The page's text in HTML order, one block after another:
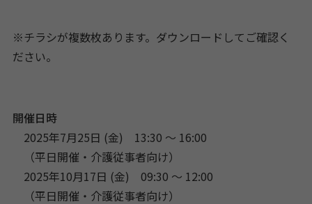
※チラシが複数枚あります。ダウンロードしてご確認く
ださい。
開催日時
2025年7月25日 (金) 13:30 〜 16:00
（平日開催・介護従事者向け）
2025年10月17日 (金) 09:30 〜 12:00
（平日開催・介護従事者向け）